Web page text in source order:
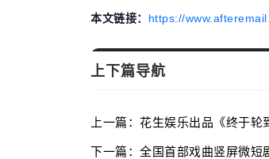
本文链接： https://
上下篇导航
上一篇：花生娱乐出品《终于
下一篇：全国首部戏曲竖屏微短